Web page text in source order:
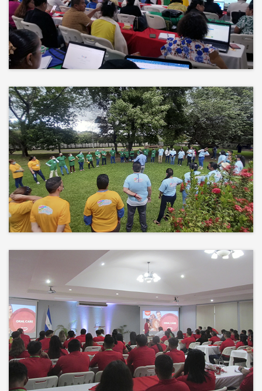
No hay mejor techo que el cielo ni
mejor decorado que la naturaleza.
Más que un auditorio, el corazón
de tu evento
Desconectamos para conectar.
Entre risas, brisa fresca y un
ambiente natural
Events